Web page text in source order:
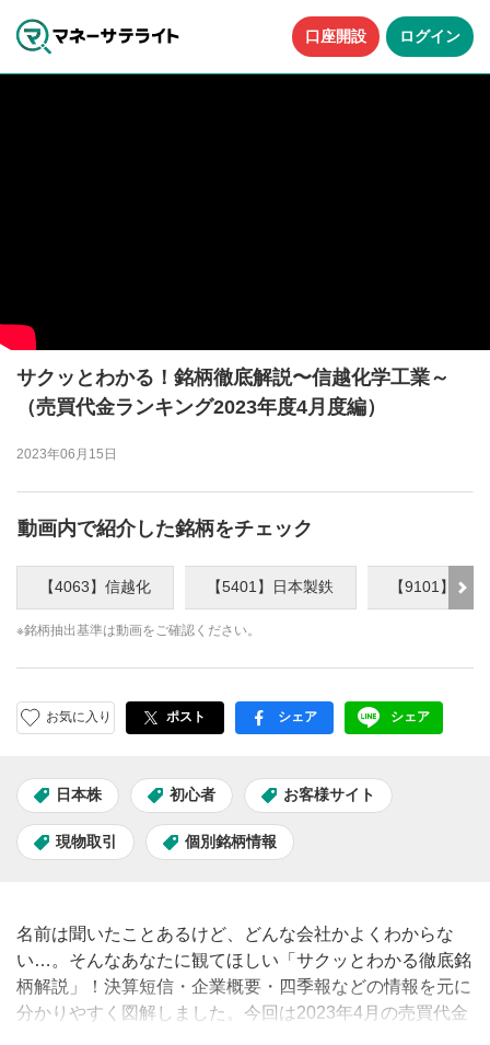
口座開設 ログイン
サクッとわかる！銘柄徹底解説〜信越化学工業～
（売買代金ランキング2023年度4月度編）
2023年06月15日
動画内で紹介した銘柄をチェック
【4063】信越化 【5401】日本製鉄 【9101】郵船
※銘柄抽出基準は動画をご確認ください。
お気に入り ポスト facebook
シェア LINE
シェア
日本株 初心者 お客様サイト
現物取引 個別銘柄情報
名前は聞いたことあるけど、どんな会社かよくわからな
い…。そんなあなたに観てほしい「サクッとわかる徹底銘
柄解説」！決算短信・企業概要・四季報などの情報を元に
分かりやすく図解しました。今回は2023年4月の売買代金